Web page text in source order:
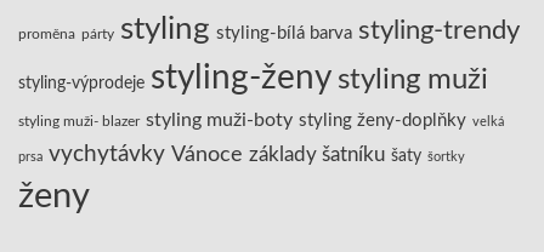
proměna párty styling styling-bílá barva styling-trendy
styling-výprodeje styling-ženy styling muži
styling muži- blazer styling muži-boty styling ženy-doplňky velká
prsa vychytávky Vánoce základy šatníku šaty šortky
ženy